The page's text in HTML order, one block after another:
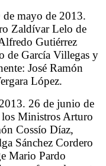
mayo de 2013.
Zaldívar Lelo de
Gutiérrez
de García Villegas y
José Ramón
López.
26 de junio de
Ministros Arturo
Cossío Díaz,
Sánchez Cordero
Mario Pardo